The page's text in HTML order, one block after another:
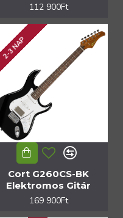
112 900Ft
2-3 NAP
Cort G260CS-BK
Elektromos Gitár
169 900Ft